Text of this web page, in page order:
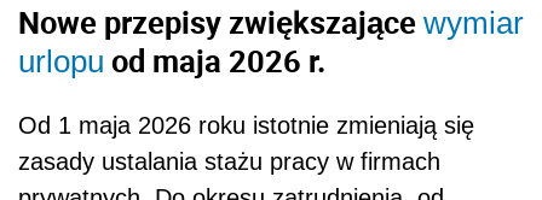
Nowe przepisy zwiększające wymiar
urlopu od maja 2026 r.
Od 1 maja 2026 roku istotnie zmieniają się
zasady ustalania stażu pracy w firmach